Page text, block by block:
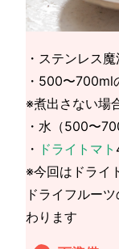
・ステンレス
・500〜700ml
※煮出さない場
・水（500〜
・ ドライトマト
※今回はドライ
ドライフルー
わります